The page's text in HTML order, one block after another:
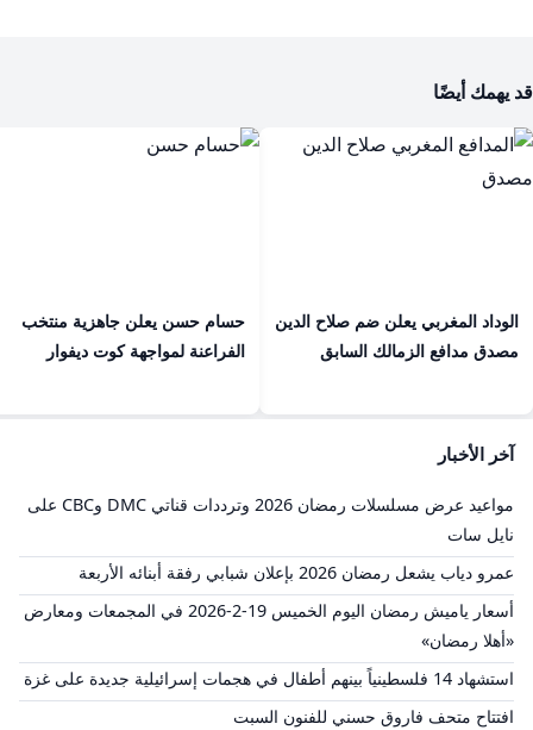
قد يهمك أيضًا
الوداد المغربي يعلن ضم صلاح الدين
مصدق مدافع الزمالك السابق
حسام حسن يعلن جاهزية منتخب
الفراعنة لمواجهة كوت ديفوار
آخر الأخبار
مواعيد عرض مسلسلات رمضان 2026 وترددات قناتي DMC وCBC على
نايل سات
عمرو دياب يشعل رمضان 2026 بإعلان شبابي رفقة أبنائه الأربعة
أسعار ياميش رمضان اليوم الخميس 19-2-2026 في المجمعات ومعارض
«أهلا رمضان»
استشهاد 14 فلسطينياً بينهم أطفال في هجمات إسرائيلية جديدة على غزة
افتتاح متحف فاروق حسني للفنون السبت